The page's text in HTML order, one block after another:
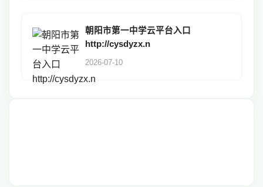
朝阳市第一中学云平台入口
http://cysdyzx.n
2026-07-10